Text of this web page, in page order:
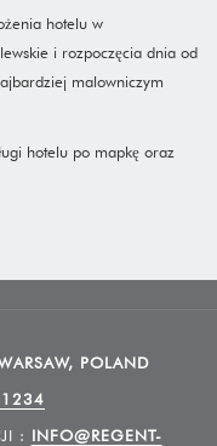
hotelu w
i rozpoczęcia dnia od
malowniczym
hotelu po mapkę oraz
POLAND
JI : INFO@REGENT-